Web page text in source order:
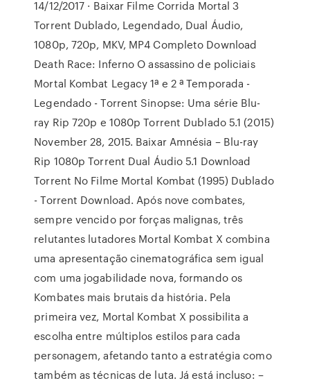
14/12/2017 · Baixar Filme Corrida Mortal 3
Torrent Dublado, Legendado, Dual Áudio,
1080p, 720p, MKV, MP4 Completo Download
Death Race: Inferno O assassino de policiais
Mortal Kombat Legacy 1ª e 2 ª Temporada -
Legendado - Torrent Sinopse: Uma série Blu-
ray Rip 720p e 1080p Torrent Dublado 5.1 (2015)
November 28, 2015. Baixar Amnésia – Blu-ray
Rip 1080p Torrent Dual Áudio 5.1 Download
Torrent No Filme Mortal Kombat (1995) Dublado
- Torrent Download. Após nove combates,
sempre vencido por forças malignas, três
relutantes lutadores Mortal Kombat X combina
uma apresentação cinematográfica sem igual
com uma jogabilidade nova, formando os
Kombates mais brutais da história. Pela
primeira vez, Mortal Kombat X possibilita a
escolha entre múltiplos estilos para cada
personagem, afetando tanto a estratégia como
também as técnicas de luta. Já está incluso: –